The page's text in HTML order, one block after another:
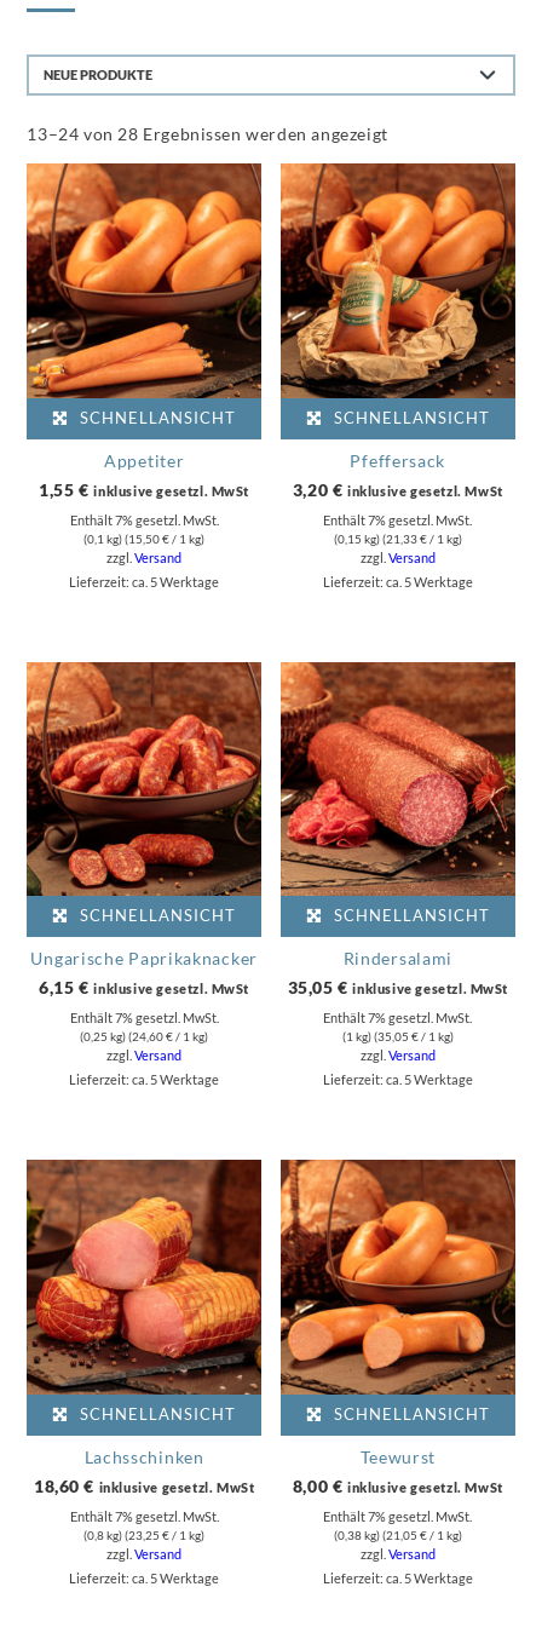
13–24 von 28 Ergebnissen werden angezeigtNach
sortiert
SCHNELLANSICHT
Appetiter
1,55€ inklusive gesetzl. MwSt
Enthält 7% gesetzl. MwSt.
(0,1 kg) (15,50€/ 1 kg)
zzgl.Versand
Lieferzeit: ca. 5 Werktage
SCHNELLANSICHT
Pfeffersack
3,20 € inklusive gesetzl. MwSt
Enthält 7% gesetzl. MwSt.
(0,15 kg) (21,33€/ 1 kg)
zzgl. Versand
Lieferzeit: ca. 5 Werktage
SCHNELLANSICHT
Ungarische Paprikaknacker
6,15€ inklusive gesetzl. MwSt
Enthält 7% gesetzl. MwSt.
(0,25 kg) (24,60€/ 1 kg)
zzgl.Versand
Lieferzeit: ca. 5 Werktage
SCHNELLANSICHT
Rindersalami
35,05€ inklusive gesetzl. MwSt
Enthält 7% gesetzl. MwSt.
(1 kg) (35,05 €/ 1 kg)
zzgl. Versand
Lieferzeit: ca. 5 Werktage
SCHNELLANSICHT
Lachsschinken
18,60€ inklusive gesetzl. MwSt
Enthält 7% gesetzl. MwSt.
(0,8 kg) (23,25€/ 1 kg)
zzgl.Versand
Lieferzeit: ca. 5 Werktage
SCHNELLANSICHT
Teewurst
8,00 € inklusive gesetzl. MwSt
Enthält 7% gesetzl. MwSt.
(0,38 kg) (21,05 €/ 1 kg)
zzgl. Versand
Lieferzeit: ca. 5 Werktage